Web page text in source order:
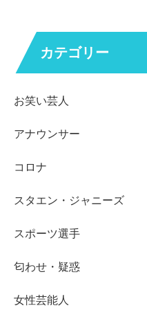
カテゴリー
お笑い芸人
アナウンサー
コロナ
スタエン・ジャニーズ
スポーツ選手
匂わせ・疑惑
女性芸能人